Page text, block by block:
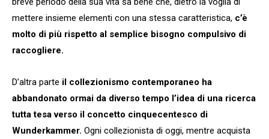
mettere insieme elementi con una stessa caratteristica, c’è
molto di più rispetto al semplice bisogno compulsivo di
raccogliere.
D’altra parte il collezionismo contemporaneo ha
abbandonato ormai da diverso tempo l’idea di una ricerca
tutta tesa verso il concetto cinquecentesco di
Wunderkammer. Ogni collezionista di oggi, mentre acquista